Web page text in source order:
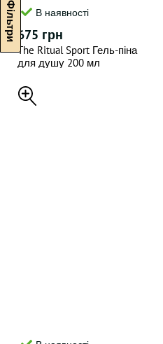
В наявності
675 грн
The Ritual Sport Гель-піна
для душу 200 мл